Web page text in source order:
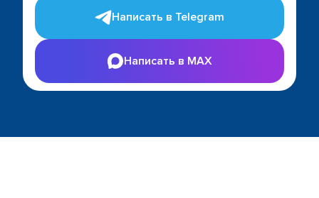
Написать в Telegram
Написать в MAX